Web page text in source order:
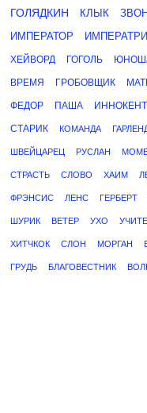
ГОЛЯДКИН
КЛЫК
ИМПЕРАТОР
ХЕЙВОРД ГОГОЛЬ
ВРЕМЯ ГРОБОВЩИК
ФЕДОР ПАША
СТАРИК КОМАНДА
ШВЕЙЦАРЕЦ РУСЛАН
СТРАСТЬ СЛОВО ХАИМ
ФРЭНСИС ЛЕНС ГЕРБЕРТ
ШУРИК ВЕТЕР УХО
ХИТЧКОК СЛОН МОРГАН
ГРУДЬ БЛАГОВЕСТНИК